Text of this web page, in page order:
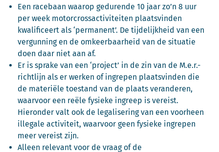
Een racebaan waarop gedurende 10 jaar zo’n 8 uur
per week motorcrossactiviteiten plaatsvinden
kwalificeert als ‘permanent’. De tijdelijkheid van een
vergunning en de omkeerbaarheid van de situatie
doen daar niet aan af.
Er is sprake van een ‘project’ in de zin van de M.e.r.-
richtlijn als er werken of ingrepen plaatsvinden die
de materiële toestand van de plaats veranderen,
waarvoor een reële fysieke ingreep is vereist.
Hieronder valt ook de legalisering van een voorheen
illegale activiteit, waarvoor geen fysieke ingrepen
meer vereist zijn.
Alleen relevant voor de vraag of de